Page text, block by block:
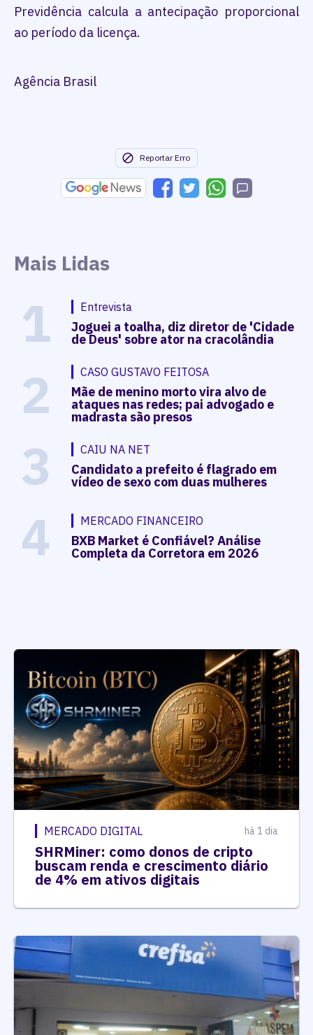
Previdência calcula a antecipação proporcional
ao período da licença.
Agência Brasil
Reportar Erro
Mais Lidas
1 Entrevista
Joguei a toalha, diz diretor de 'Cidade
de Deus' sobre ator na cracolândia
2 CASO GUSTAVO FEITOSA
Mãe de menino morto vira alvo de
ataques nas redes; pai advogado e
madrasta são presos
3 CAIU NA NET
Candidato a prefeito é flagrado em
vídeo de sexo com duas mulheres
4 MERCADO FINANCEIRO
BXB Market é Confiável? Análise
Completa da Corretora em 2026
MERCADO DIGITAL há 1 dia
SHRMiner: como donos de cripto
buscam renda e crescimento diário
de 4% em ativos digitais